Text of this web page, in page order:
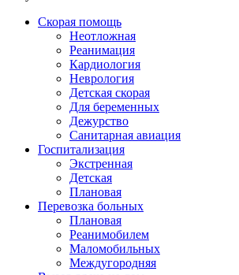
Скорая помощь
Неотложная
Реанимация
Кардиология
Неврология
Детская скорая
Для беременных
Дежурство
Санитарная авиация
Госпитализация
Экстренная
Детская
Плановая
Перевозка больных
Плановая
Реанимобилем
Маломобильных
Междугородняя